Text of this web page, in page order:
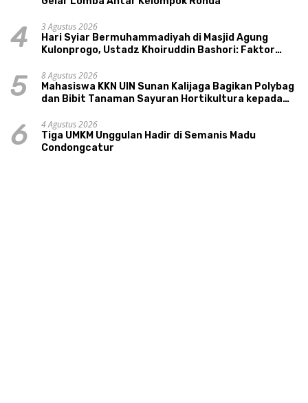
4
3 Agustus 2026
Hari Syiar Bermuhammadiyah di Masjid Agung
Kulonprogo, Ustadz Khoiruddin Bashori: Faktor
5
8 Agustus 2026
Mahasiswa KKN UIN Sunan Kalijaga Bagikan Polybag
dan Bibit Tanaman Sayuran Hortikultura kepada
6
4 Agustus 2026
Tiga UMKM Unggulan Hadir di Semanis Madu
Condongcatur